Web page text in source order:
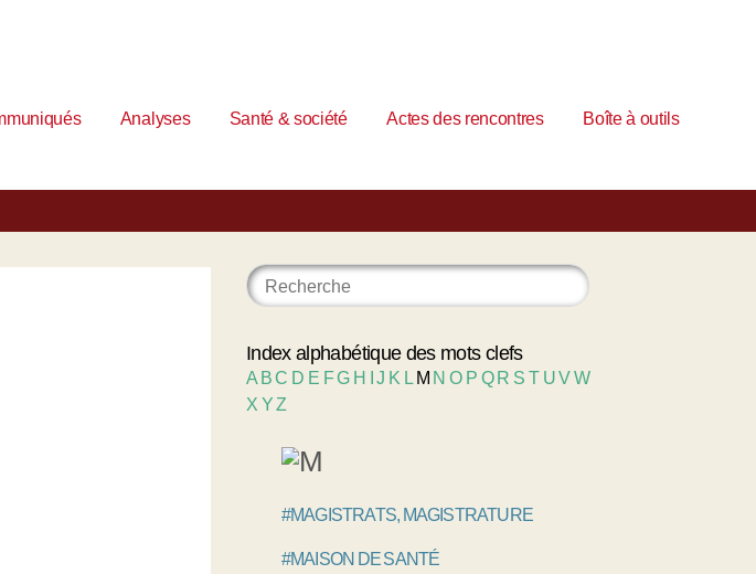
Analyses Santé & société Actes des rencontres
Boîte à outils
Index alphabétique des mots clefs
A BC D E FG H IJ K L M NO P Q R S T UVW
X YZ
#MAGISTRATS, MAGISTRATURE
#MAISON DE SANTÉ